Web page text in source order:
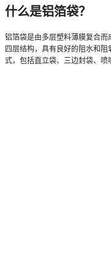
什么是铝箔袋？
铝箔袋是由多层塑料薄膜复合
四层结构，具有良好的阻水和
式，包括直立袋、三边封袋、喷